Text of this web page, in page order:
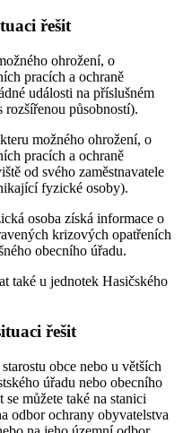
řešit
ohrožení, o
pracích a ochraně
události na příslušném
rozšířenou působností).
možného ohrožení, o
pracích a ochraně
od svého zaměstnavatele
fyzické osoby).
osoba získá informace o
krizových opatřeních
obecního úřadu.
také u jednotek Hasičského
řešit
obce nebo u větších
úřadu nebo obecního
můžete také na stanici
odbor ochrany obyvatelstva